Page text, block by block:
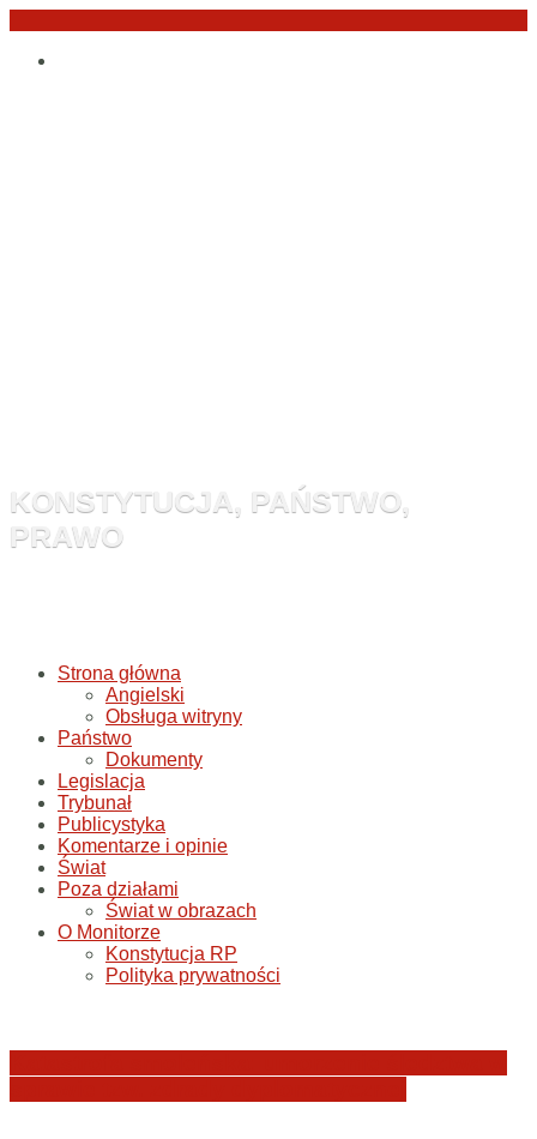
Przejdź
KONSTYTUCJA, PAŃSTWO,
PRAWO
Strona główna
Angielski
Obsługa witryny
Państwo
Dokumenty
Legislacja
Trybunał
Publicystyka
Komentarze i opinie
Świat
Poza działami
Świat w obrazach
O Monitorze
Konstytucja RP
Polityka prywatności